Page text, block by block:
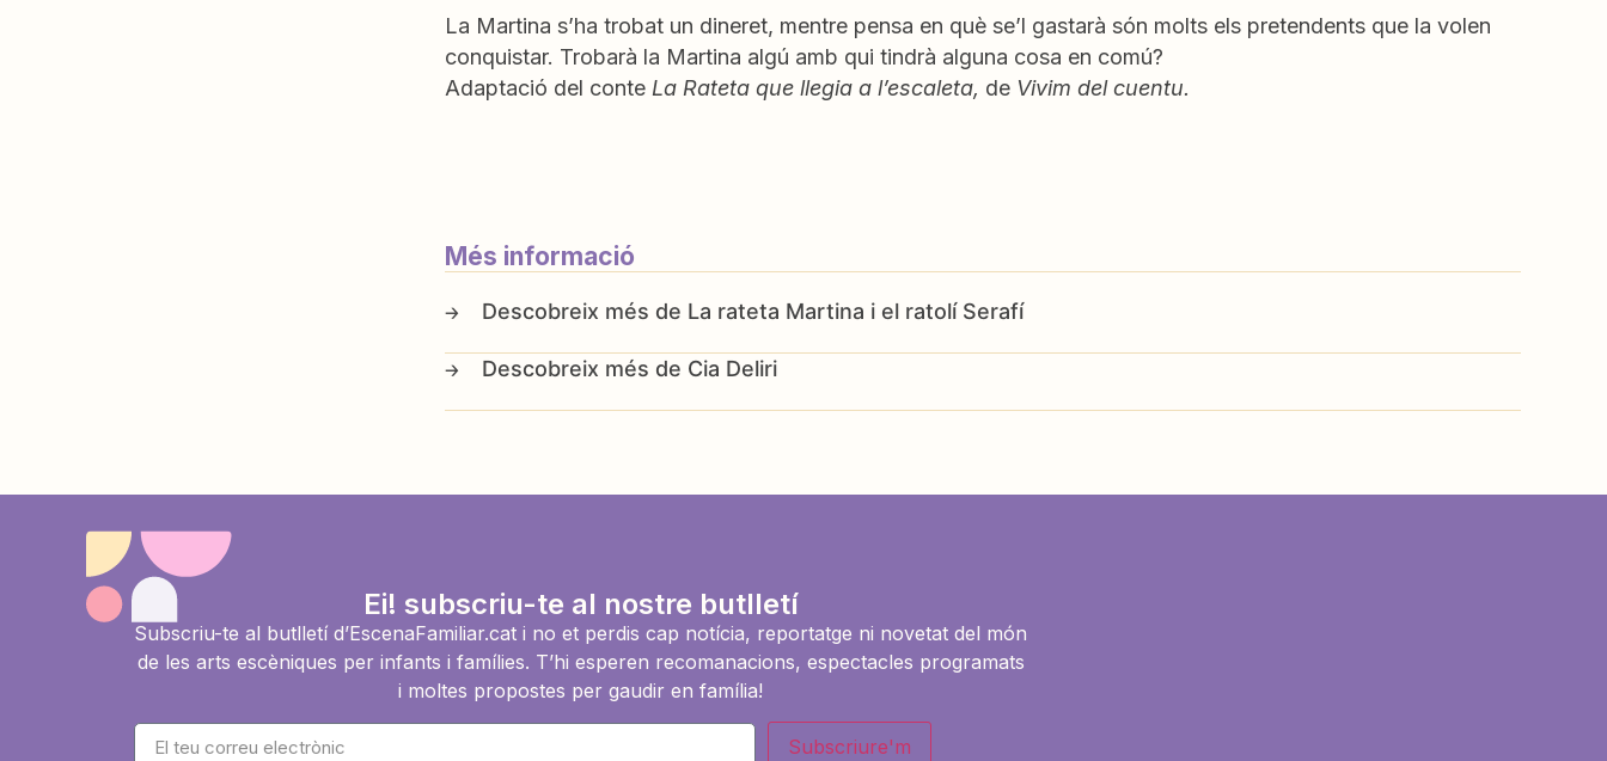
La Martina s’ha trobat un dineret, mentre pensa en què se’l gastarà són molts els pretendents que la volen
conquistar. Trobarà la Martina algú amb qui tindrà alguna cosa en comú?
Adaptació del conte La Rateta que llegia a l’escaleta, de Vivim del cuentu.
Més informació
La rateta Martina i el ratolí Serafí
Cia Deliri
Ei! subscriu-te al nostre butlletí
Subscriu-te al butlletí d’EscenaFamiliar.cat i no et perdis cap notícia, reportatge ni novetat del món
de les arts escèniques per infants i famílies. T’hi esperen recomanacions, espectacles programats
i moltes propostes per gaudir en família!
Subscriure'm